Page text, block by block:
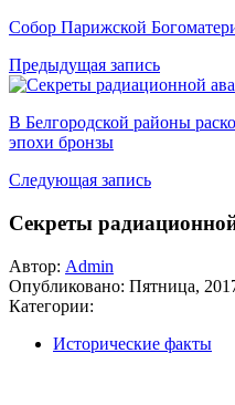
Собор Парижской
Предыдущая запись
В Белгородской районы
эпохи бронзы
Следующая запись
Секреты
Автор: Admin
Опубликовано: Пятница,
Категории:
Исторические факты